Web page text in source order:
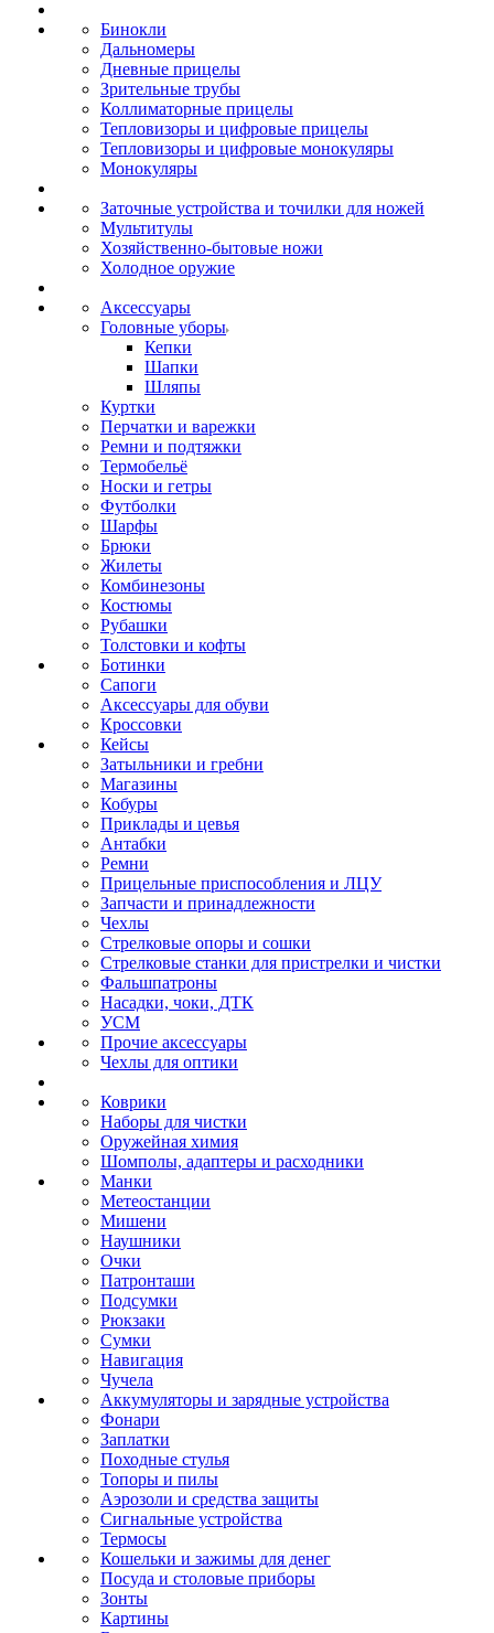
Бинокли
Дальномеры
Дневные прицелы
Зрительные трубы
Коллиматорные прицелы
Тепловизоры и цифровые прицелы
Тепловизоры и цифровые монокуляры
Монокуляры
Заточные устройства и точилки для ножей
Мультитулы
Хозяйственно-бытовые ножи
Холодное оружие
Аксессуары
Головные уборы
Кепки
Шапки
Шляпы
Куртки
Перчатки и варежки
Ремни и подтяжки
Термобельё
Носки и гетры
Футболки
Шарфы
Брюки
Жилеты
Комбинезоны
Костюмы
Рубашки
Толстовки и кофты
Ботинки
Сапоги
Аксессуары для обуви
Кроссовки
Кейсы
Затыльники и гребни
Магазины
Кобуры
Приклады и цевья
Антабки
Ремни
Прицельные приспособления и ЛЦУ
Запчасти и принадлежности
Чехлы
Стрелковые опоры и сошки
Стрелковые станки для пристрелки и чистки
Фальшпатроны
Насадки, чоки, ДТК
УСМ
Прочие аксессуары
Чехлы для оптики
Коврики
Наборы для чистки
Оружейная химия
Шомполы, адаптеры и расходники
Манки
Метеостанции
Мишени
Наушники
Очки
Патронташи
Подсумки
Рюкзаки
Сумки
Навигация
Чучела
Аккумуляторы и зарядные устройства
Фонари
Заплатки
Походные стулья
Топоры и пилы
Аэрозоли и средства защиты
Сигнальные устройства
Термосы
Кошельки и зажимы для денег
Посуда и столовые приборы
Зонты
Картины